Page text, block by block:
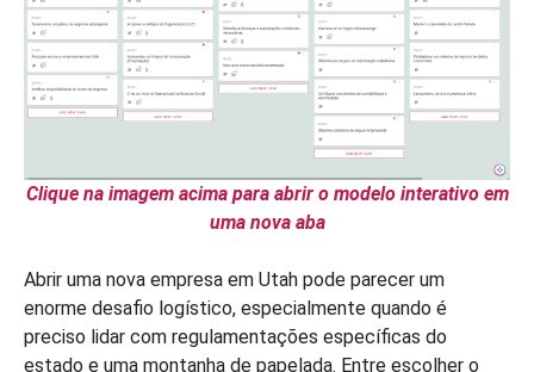
Clique na imagem acima para abrir o modelo interativo em
uma nova aba
Abrir uma nova empresa em Utah pode parecer um
enorme desafio logístico, especialmente quando é
preciso lidar com regulamentações específicas do
estado e uma montanha de papelada. Entre escolher o